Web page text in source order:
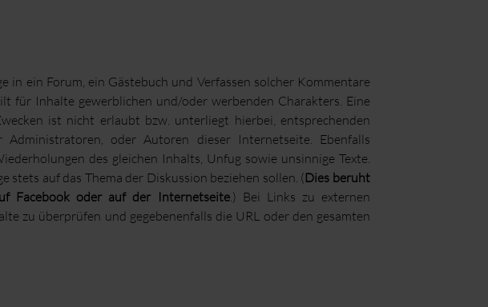
in ein Forum, ein Gästebuch und Verfassen solcher Kommentare
für Inhalte gewerblichen und/oder werbenden Charakters. Eine
ist nicht erlaubt bzw. unterliegt hierbei, entsprechenden
Administratoren, oder Autoren dieser Internetseite. Ebenfalls
des gleichen Inhalts, Unfug sowie unsinnige Texte.
stets auf das Thema der Diskussion beziehen sollen. (Dies beruht
Facebook oder auf der Internetseite.) Bei Links zu externen
zu überprüfen und gegebenenfalls die URL oder den gesamten